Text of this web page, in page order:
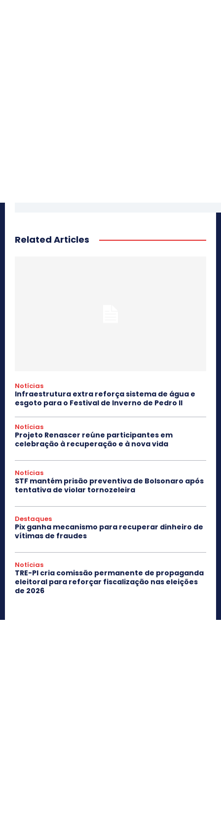
Related Articles
Notícias
Infraestrutura extra reforça sistema de água e
esgoto para o Festival de Inverno de Pedro II
Notícias
Projeto Renascer reúne participantes em
celebração à recuperação e à nova vida
Notícias
STF mantém prisão preventiva de Bolsonaro após
tentativa de violar tornozeleira
Destaques
Pix ganha mecanismo para recuperar dinheiro de
vítimas de fraudes
Notícias
TRE-PI cria comissão permanente de propaganda
eleitoral para reforçar fiscalização nas eleições
de 2026